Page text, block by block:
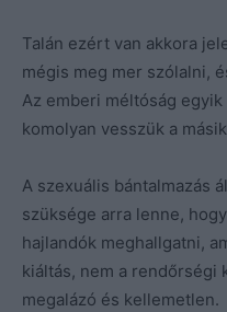
Talán ezért van akkora
mégis meg mer szólalni,
Az emberi méltóság
komolyan vesszük a
A szexuális bántalmazás
szüksége arra lenne,
hajlandók meghallgatni,
kiáltás, nem a rendőrségi
megalázó és kellemetlen.